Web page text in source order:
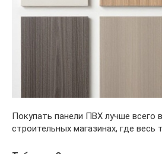
Покупать панели ПВХ лучше всего
строительных магазинах, где весь